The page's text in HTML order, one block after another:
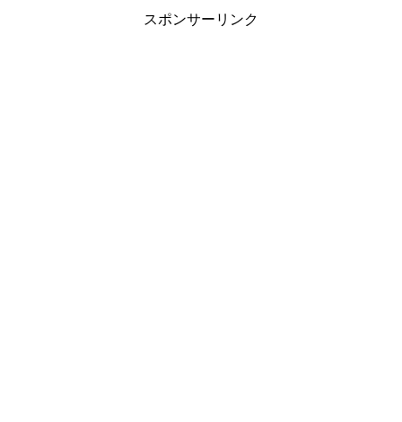
スポンサーリンク